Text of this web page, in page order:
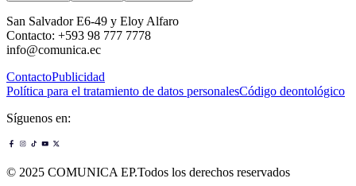
San Salvador E6-49 y Eloy Alfaro
Contacto: +593 98 777 7778
info@comunica.ec
ContactoPublicidad
Política para el tratamiento de datos personalesCódigo deontológico
Síguenos en:
© 2025 COMUNICA EP.Todos los derechos reservados